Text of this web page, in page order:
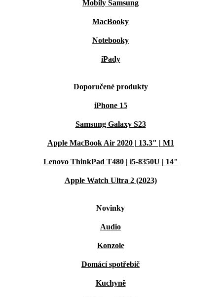
Mobily Samsung
MacBooky
Notebooky
iPady
Doporučené produkty
iPhone 15
Samsung Galaxy S23
Apple MacBook Air 2020 | 13.3" | M1
Lenovo ThinkPad T480 | i5-8350U | 14"
Apple Watch Ultra 2 (2023)
Novinky
Audio
Konzole
Domácí spotřebič
Kuchyně